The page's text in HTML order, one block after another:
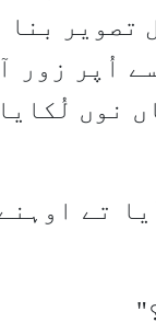
تصویر
اُپر زور
نوں
تے
"